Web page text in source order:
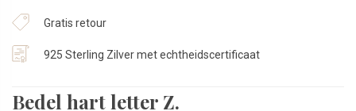
Gratis retour
925 Sterling Zilver met echtheidscertificaat
Bedel hart letter Z.